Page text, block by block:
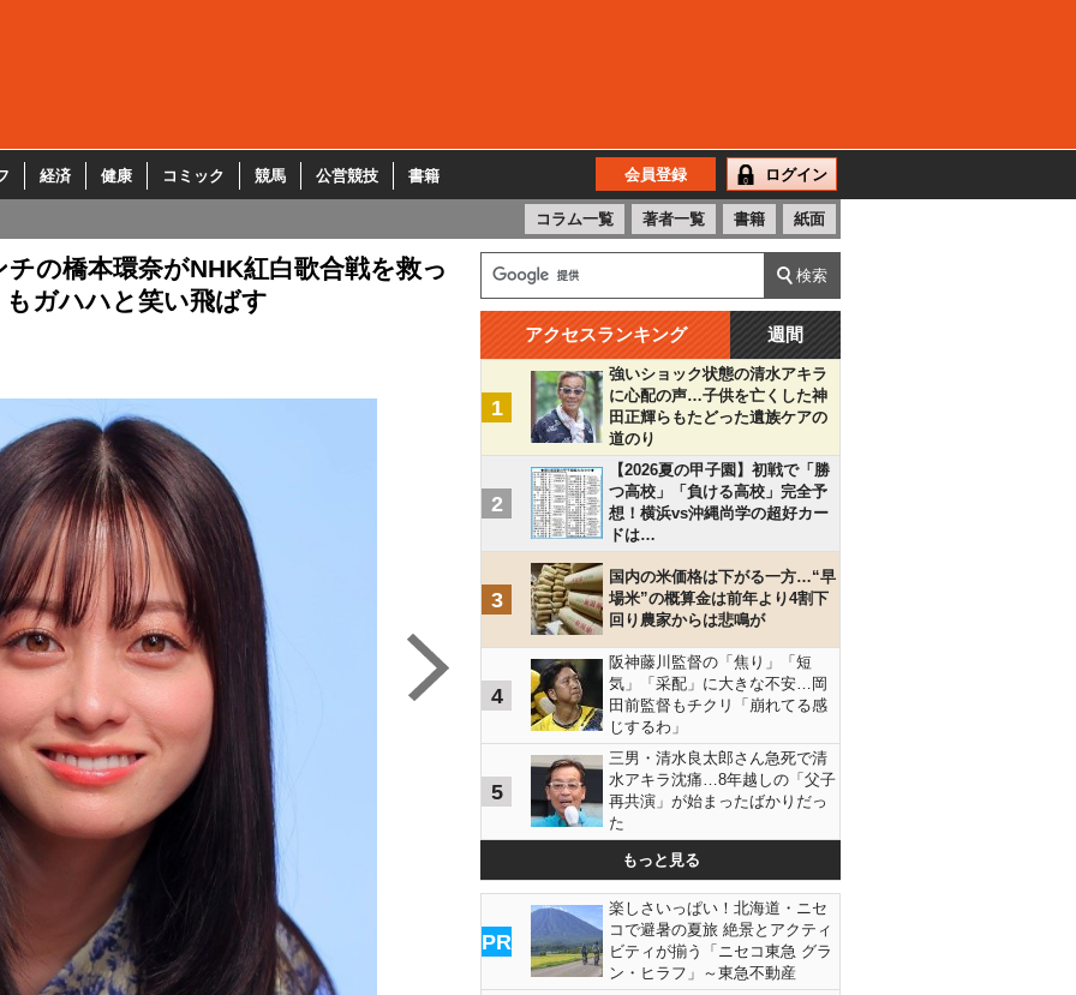
経済 健康 コミック 競馬 公営競技 書籍 会員登録 ログイン
コラム一覧 著者一覧 書籍 紙面
の橋本環奈がNHK紅白歌合戦を救っ
ガハハと笑い飛ばす
アクセスランキング 週間
1
強いショック状態の清水アキラ
に心配の声…子供を亡くした神
田正輝らもたどった遺族ケアの
道のり
2
【2026夏の甲子園】初戦で「勝
つ高校」「負ける高校」完全予
想！横浜vs沖縄尚学の超好カー
ドは…
3
国内の米価格は下がる一方…“早
場米”の概算金は前年より4割下
回り農家からは悲鳴が
4
阪神藤川監督の「焦り」「短
気」「采配」に大きな不安…岡
田前監督もチクリ「崩れてる感
じするわ」
5
三男・清水良太郎さん急死で清
水アキラ沈痛…8年越しの「父子
再共演」が始まったばかりだっ
た
もっと見る
PR
楽しさいっぱい！北海道・ニセ
コで避暑の夏旅 絶景とアクティ
ビティが揃う「ニセコ東急 グラ
ン・ヒラフ」～東急不動産